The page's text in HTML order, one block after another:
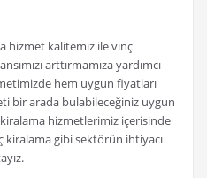
hizmet kalitemiz ile vinç
arttırmamıza yardımcı
hem uygun fiyatları
bir arada bulabileceğiniz uygun
hizmetlerimiz içerisinde
gibi sektörün ihtiyacı